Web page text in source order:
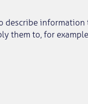
describe information
them to, for